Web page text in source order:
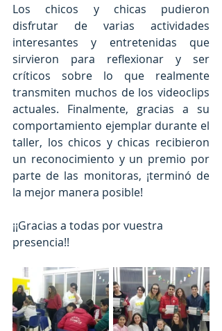
Los chicos y chicas pudieron
disfrutar de varias actividades
interesantes y entretenidas que
sirvieron para reflexionar y ser
críticos sobre lo que realmente
transmiten muchos de los videoclips
actuales. Finalmente, gracias a su
comportamiento ejemplar durante el
taller, los chicos y chicas recibieron
un reconocimiento y un premio por
parte de las monitoras, ¡terminó de
la mejor manera posible!
¡¡Gracias a todas por vuestra
presencia!!